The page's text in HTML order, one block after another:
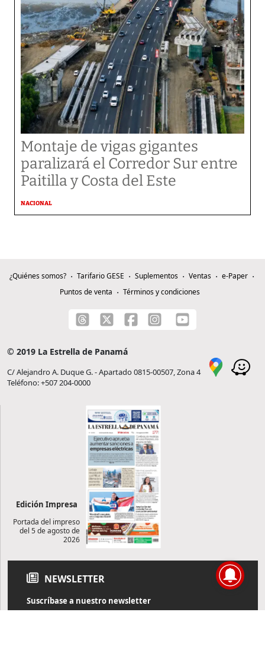
Montaje de vigas gigantes
paralizará el Corredor Sur entre
Paitilla y Costa del Este
NACIONAL
¿Quiénes somos? Tarifario GESE Suplementos Ventas
e-Paper
Puntos de venta
Términos y condiciones
© 2019 La Estrella de Panamá
C/ Alejandro A. Duque G. - Apartado 0815-00507, Zona 4
Teléfono: +507 204-0000
Edición Impresa
Portada del impreso
del 5 de agosto de
2026
NEWSLETTER
Suscríbase a nuestro newsletter
Reciba diariamente información de actualidad directamente en